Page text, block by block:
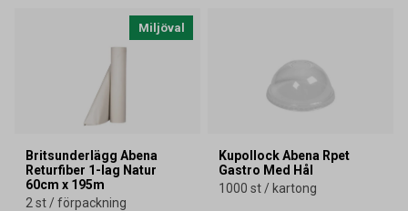
Miljöval
Britsunderlägg Abena
Returfiber 1-lag Natur
60cm x 195m
2 st / förpackning
Kupollock Abena Rpet
Gastro Med Hål
1000 st / kartong